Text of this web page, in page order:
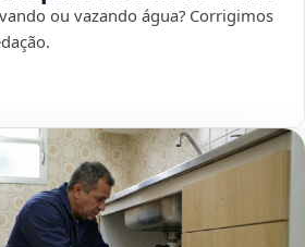
ou vazando água? Corrigimos